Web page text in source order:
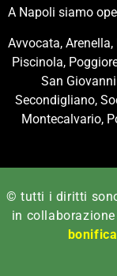
A Napoli siamo
Avvocata,
Piscinola,
San
Secondigliano,
Montecalvario,
© tutti i diritti
in